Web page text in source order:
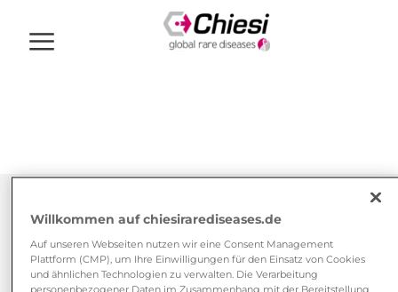
Veranstaltungs­­
Willkommen auf chiesirarediseases.de
Auf unseren Webseiten nutzen wir eine Consent Management
Plattform (CMP), um Ihre Einwilligungen für den Einsatz von Cookies
und ähnlichen Technologien zu verwalten. Die Verarbeitung